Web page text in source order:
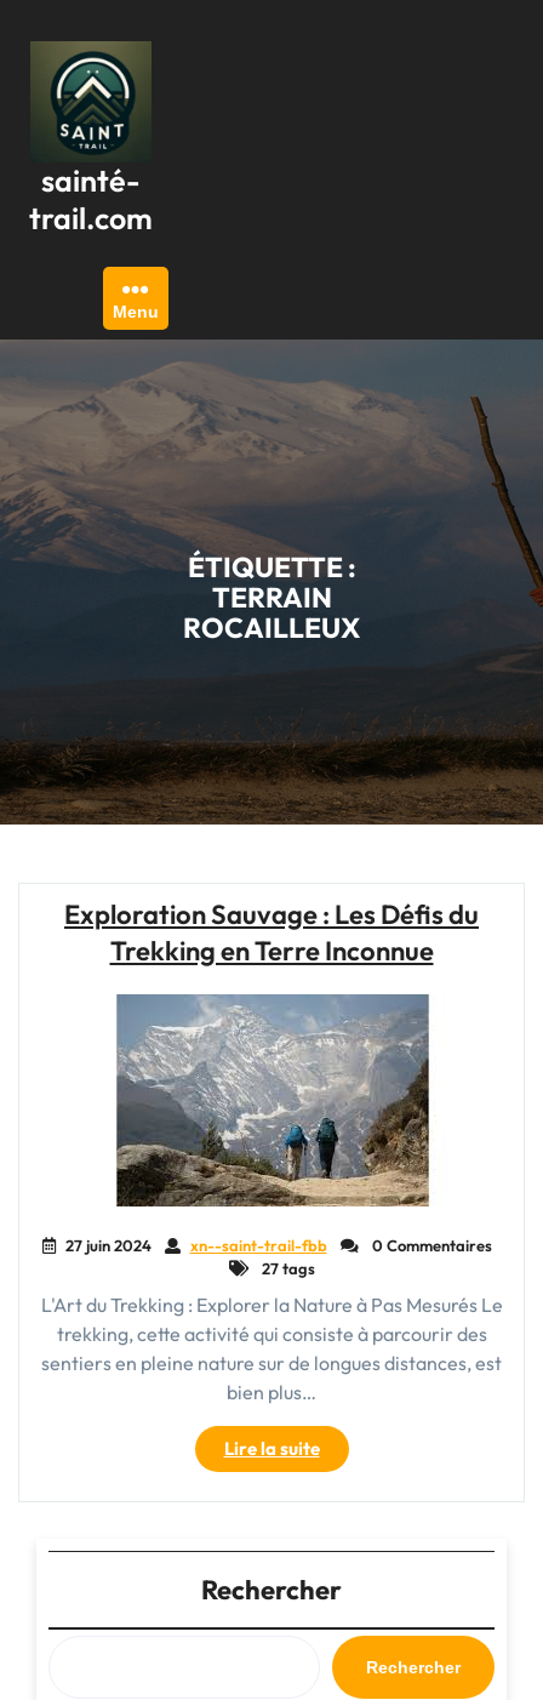
contenu
sainté-
trail.com
Menu
ÉTIQUETTE :
TERRAIN
ROCAILLEUX
Exploration Sauvage : Les Défis du
Trekking en Terre Inconnue
27 juin 2024 xn--saint-trail-fbb
0 Commentaires
27 tags
L'Art du Trekking : Explorer la Nature à Pas Mesurés Le
trekking, cette activité qui consiste à parcourir des
sentiers en pleine nature sur de longues distances, est
bien plus…
Lire la suite"Exploration
Sauvage
:
Défis
du
Trekking
en
Terre
Inconnue"
Rechercher
Rechercher